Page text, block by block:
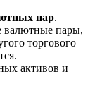
пар.
валютные пары,
торгового
активов и